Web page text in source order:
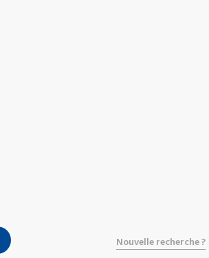
Nouvelle recherche ?